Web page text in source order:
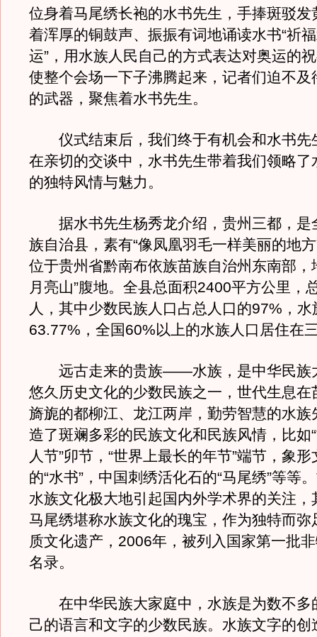
位身着马尾绣长袍的水书先生，手捧斑驳发
着浑厚的铜鼓声、振振有词地诵读水书“祈
运”，用水族人民自己的方式表达对奥运的
使整个会场一下子沸腾起来，记者们迫不及
的武器，聚焦着水书先生。
仪式结束后，我们终于有机会和水书先
在亲切的交谈中，水书先生带着我们领略了
的独特风情与魅力。
据水书先生杨秀龙介绍，贵州三都，是
族自治县，素有“像凤凰羽毛一样美丽的地
位于贵州省黔南布依族苗族自治州东南部，
月亮山”腹地。全县总面积2400平方公里，
人，其中少数民族人口占总人口的97%，水
63.77%，全国60%以上的水族人口居住在
远古走来的贵族——水族，是中华民族
悠久历史文化的少数民族之一，世代生息在
旖旎的都柳江、龙江两岸，勤劳智慧的水族
造了斑斓多彩的民族文化和民族风情，比如
人节”卯节，“世界上最长的年节”端节，象
的“水书”，中国刺绣活化石的“马尾绣”等等
水族文化极大地引起国内外学术界的关注，
马尾绣堪称水族文化的瑰宝，作为独特而弥
质文化遗产，2006年，被列入国家第一批
名录。
在中华民族大家庭中，水族是为数不多
己的语言和文字的少数民族。水族文字的创